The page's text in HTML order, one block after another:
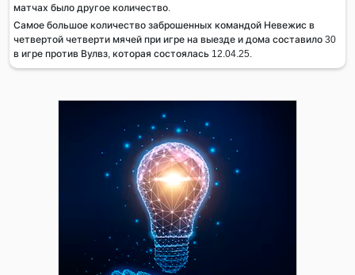
матчах было другое количество.
Самое большое количество заброшенных командой Невежис в
четвертой четверти мячей при игре на выезде и дома составило 30
в игре против Вулвз, которая состоялась 12.04.25.